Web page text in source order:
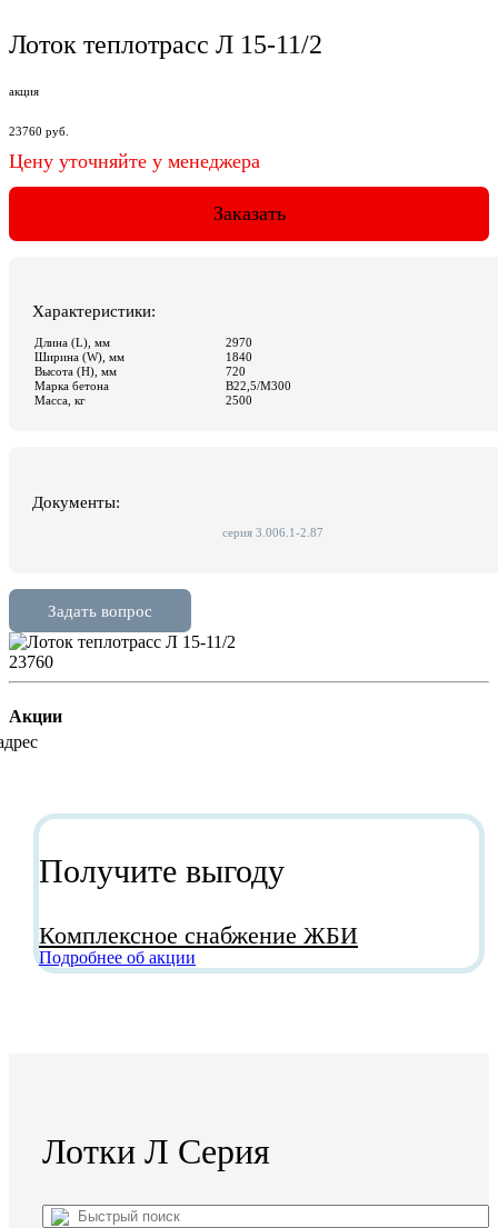
23760
Акции
Получите выгоду
Комплексное снабжение ЖБИ
Подробнее об акции
Лотки Л Серия